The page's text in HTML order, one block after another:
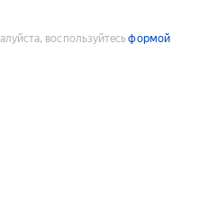
воспользуйтесьформой